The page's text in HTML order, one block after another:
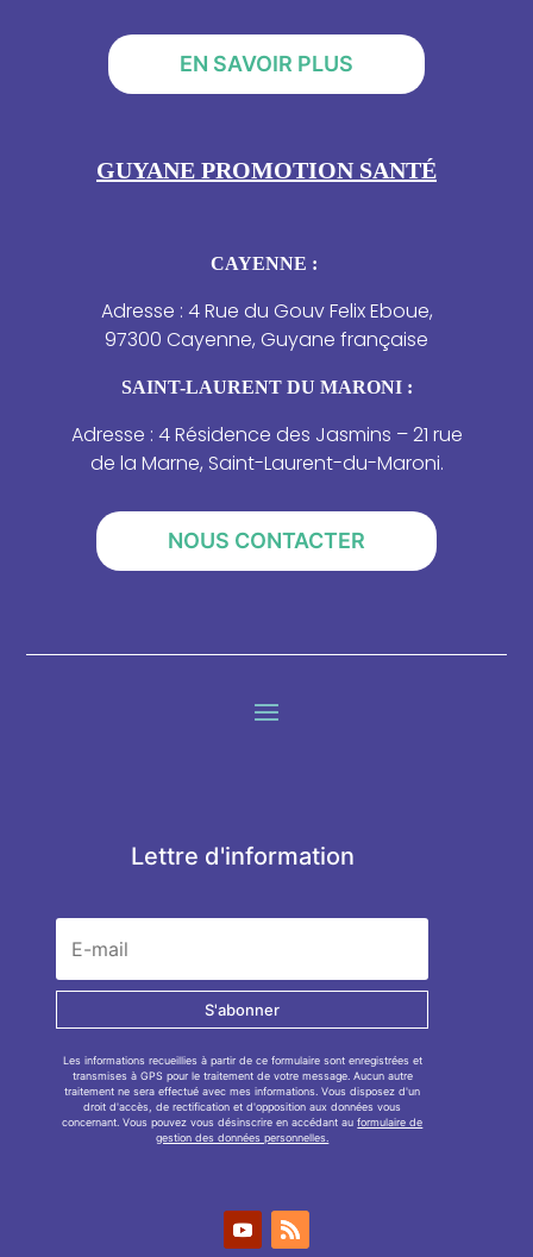
EN SAVOIR PLUS
GUYANE PROMOTION SANTÉ
CAYENNE :
Adresse : 4 Rue du Gouv Felix Eboue,
97300 Cayenne, Guyane française
SAINT-LAURENT DU MARONI :
Adresse : 4 Résidence des Jasmins – 21 rue
de la Marne, Saint-Laurent-du-Maroni.
NOUS CONTACTER
Lettre d'information
S'abonner
Les informations recueillies à partir de ce formulaire sont enregistrées et
transmises à GPS pour le traitement de votre message. Aucun autre
traitement ne sera effectué avec mes informations. Vous disposez d'un
droit d'accès, de rectification et d'opposition aux données vous
concernant. Vous pouvez vous désinscrire en accédant auformulaire de
gestion des données personnelles.